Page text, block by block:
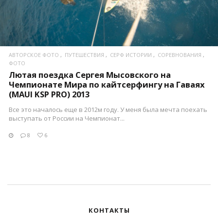
АВТОРСКОЕ ФОТО ПУТЕШЕСТВИЯ СЕРФ ИСТОРИИ
СОРЕВНОВАНИЯ
ФОТО
Лютая поездка Сергея Мысовского на
Чемпионате Мира по кайтсерфингу на Гаваях
(MAUI KSP PRO) 2013
Все это началось еще в 2012м году. У меня была мечта поехать
выступать от России на Чемпионат...
8 6
КОНТАКТЫ